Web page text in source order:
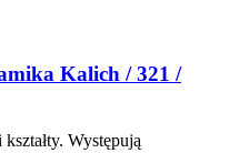
Kalich / 321 /
Występują